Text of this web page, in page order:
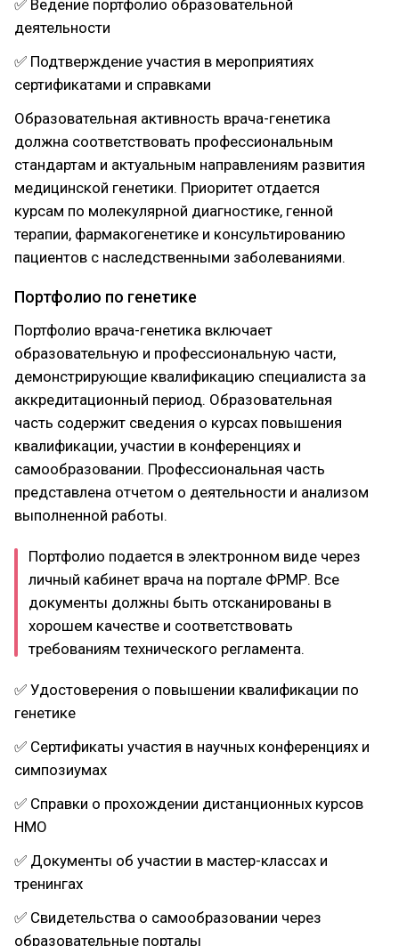
✅ Ведение портфолио образовательной
деятельности
✅ Подтверждение участия в мероприятиях
сертификатами и справками
Образовательная активность врача-генетика
должна соответствовать профессиональным
стандартам и актуальным направлениям развития
медицинской генетики. Приоритет отдается
курсам по молекулярной диагностике, генной
терапии, фармакогенетике и консультированию
пациентов с наследственными заболеваниями.
Портфолио по генетике
Портфолио врача-генетика включает
образовательную и профессиональную части,
демонстрирующие квалификацию специалиста за
аккредитационный период. Образовательная
часть содержит сведения о курсах повышения
квалификации, участии в конференциях и
самообразовании. Профессиональная часть
представлена отчетом о деятельности и анализом
выполненной работы.
Портфолио подается в электронном виде через
личный кабинет врача на портале ФРМР. Все
документы должны быть отсканированы в
хорошем качестве и соответствовать
требованиям технического регламента.
✅ Удостоверения о повышении квалификации по
генетике
✅ Сертификаты участия в научных конференциях и
симпозиумах
✅ Справки о прохождении дистанционных курсов
НМО
✅ Документы об участии в мастер-классах и
тренингах
✅ Свидетельства о самообразовании через
образовательные порталы